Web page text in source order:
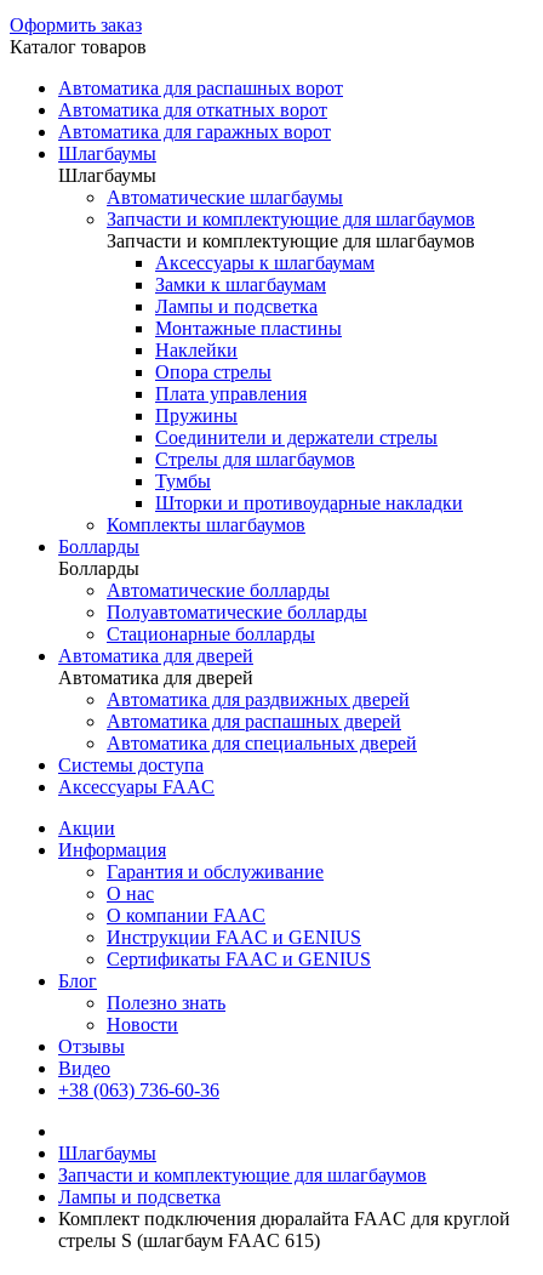
Оформить заказ
Каталог товаров
Автоматика для распашных ворот
Автоматика для откатных ворот
Автоматика для гаражных ворот
Шлагбаумы
Шлагбаумы
Автоматические шлагбаумы
Запчасти и комплектующие для шлагбаумов
Запчасти и комплектующие для шлагбаумов
Аксессуары к шлагбаумам
Замки к шлагбаумам
Лампы и подсветка
Монтажные пластины
Наклейки
Опора стрелы
Плата управления
Пружины
Соединители и держатели стрелы
Стрелы для шлагбаумов
Тумбы
Шторки и противоударные накладки
Комплекты шлагбаумов
Болларды
Болларды
Автоматические болларды
Полуавтоматические болларды
Стационарные болларды
Автоматика для дверей
Автоматика для дверей
Автоматика для раздвижных дверей
Автоматика для распашных дверей
Автоматика для специальных дверей
Системы доступа
Аксессуары FAAC
Акции
Информация
Гарантия и обслуживание
О нас
О компании FAAC
Инструкции FAAC и GENIUS
Сертификаты FAAC и GENIUS
Блог
Полезно знать
Новости
Отзывы
Видео
+38 (063) 736-60-36
Шлагбаумы
Запчасти и комплектующие для шлагбаумов
Лампы и подсветка
Комплект подключения дюралайта FAAC для круглой
стрелы S (шлагбаум FAAC 615)